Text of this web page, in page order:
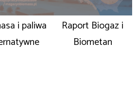
i paliwa
Raport Biogaz i
Biometan